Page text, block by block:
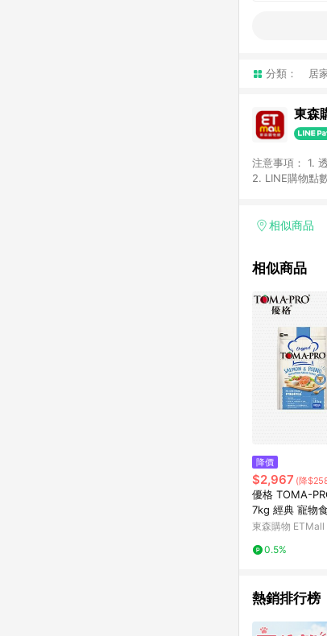
分類： 居
東森
注意事項： 1.
2. LINE購物點
「草莓網」全
面顯示為準。
品資料更新會
準。 9. 若有
贈點回饋。
紅包頁面規則
相似商品
相似商品
降價
$2,967 (降
優格 TOMA-
7kg 經典 寵物
鮭魚 馬鈴薯 藜麥
東森購物 ETMall
0.5%
熱銷排行榜